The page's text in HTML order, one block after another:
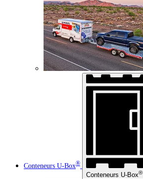
Conteneurs U-Box®
Conteneurs U-Box®